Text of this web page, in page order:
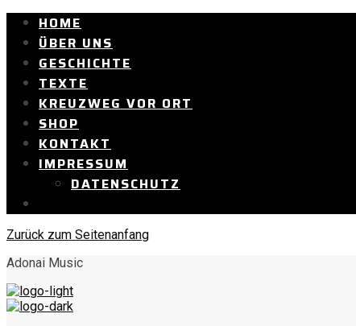
HOME
ÜBER UNS
GESCHICHTE
TEXTE
KREUZWEG VOR ORT
SHOP
KONTAKT
IMPRESSUM
DATENSCHUTZ
Zurück zum Seitenanfang
Adonai Music